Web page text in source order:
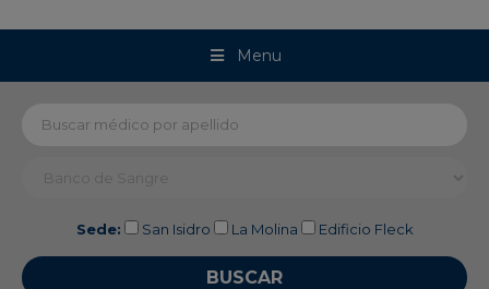
Menu
Sede: San Isidro La Molina Edificio Fleck